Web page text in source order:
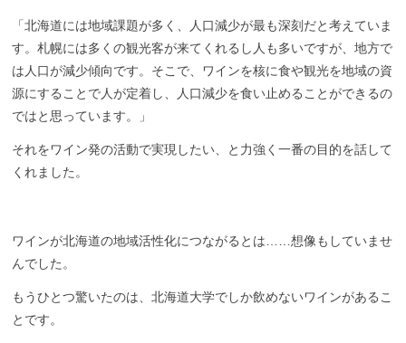
「北海道には地域課題が多く、人口減少が最も深刻だと考えていま
す。札幌には多くの観光客が来てくれるし人も多いですが、地方で
は人口が減少傾向です。そこで、ワインを核に食や観光を地域の資
源にすることで人が定着し、 人口減少を食い止めることができるの
ではと思っています。」
それをワイン発の活動で実現したい、と力強く一番の目的を話して
くれました。
ワインが北海道の地域活性化につながるとは…… 想像もしていませ
んでした。
もうひとつ驚いたのは、北海道大学でしか飲めないワインがあるこ
と です。